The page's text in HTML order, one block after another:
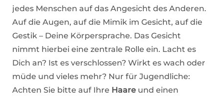
jedes Menschen auf das Angesicht des Anderen.
Auf die Augen, auf die Mimik im Gesicht, auf die
Gestik – Deine Körpersprache. Das Gesicht
nimmt hierbei eine zentrale Rolle ein. Lacht es
Dich an? Ist es verschlossen? Wirkt es wach oder
müde und vieles mehr? Nur für Jugendliche:
Achten Sie bitte auf Ihre Haare und einen